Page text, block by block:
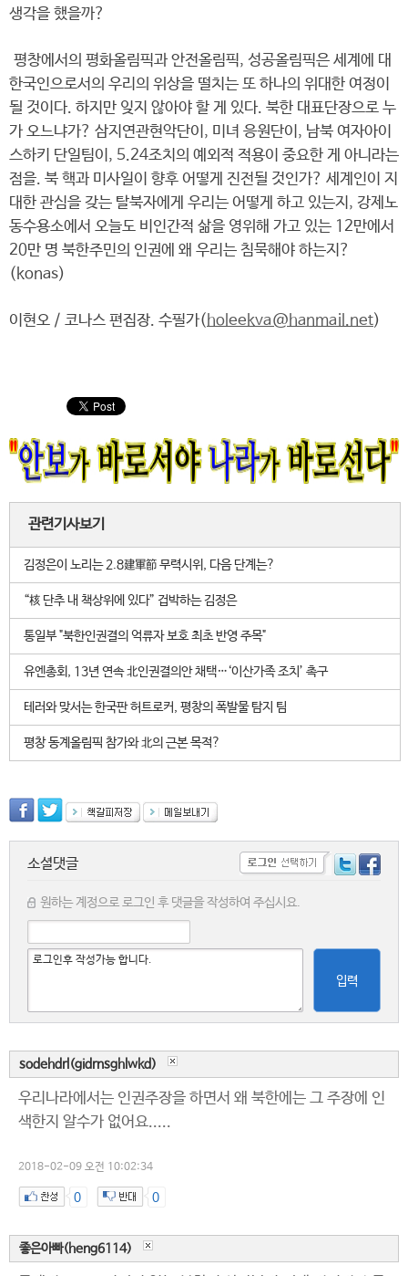
생각을 했을까?
평창에서의 평화올림픽과 안전올림픽, 성공올림픽은 세계에 대
한국인으로서의 우리의 위상을 떨치는 또 하나의 위대한 여정이
될 것이다. 하지만 잊지 않아야 할 게 있다. 북한 대표단장으로 누
가 오느냐가? 삼지연관현악단이, 미녀 응원단이, 남북 여자아이
스하키 단일팀이, 5.24조치의 예외적 적용이 중요한 게 아니라는
점을. 북 핵과 미사일이 향후 어떻게 진전될 것인가? 세계인이 지
대한 관심을 갖는 탈북자에게 우리는 어떻게 하고 있는지, 강제노
동수용소에서 오늘도 비인간적 삶을 영위해 가고 있는 12만에서
20만 명 북한주민의 인권에 왜 우리는 침묵해야 하는지?
(konas)
이현오 / 코나스 편집장. 수필가( holeekva@hanmail.net)
관련기사보기
김정은이 노리는 2.8建軍節 무력시위, 다음 단계는?
“核 단추 내 책상위에 있다” 겁박하는 김정은
통일부 "북한인권결의 억류자 보호 최초 반영 주목"
유엔총회, 13년 연속 北인권결의안 채택…‘이산가족 조치’ 촉구
테러와 맞서는 한국판 허트로커, 평창의 폭발물 탐지 팀
평창 동계올림픽 참가와 北의 근본 목적?
소셜댓글
원하는 계정으로 로그인 후 댓글을 작성하여 주십시요.
입력
sodehdrl(gidrnsghlwkd)
우리나라에서는 인권주장을 하면서 왜 북한에는 그 주장에 인
색한지 알수가 없어요.....
2018-02-09 오전 10:02:34
0 0
좋은아빠(heng6114)